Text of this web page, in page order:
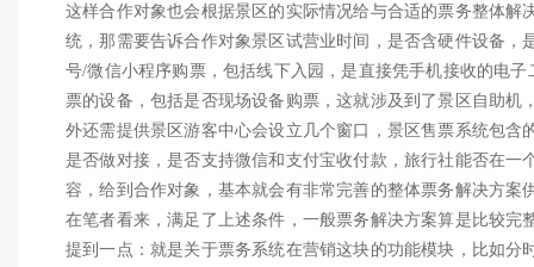
这样合作对象也会根据景区的实际情况给与合适的票务整体解
统，那需要告诉合作对象景区试营业时间，是否含硬件设备，
号/微信小程序购票，包括线下入园，是直接凭手机接收的电
票的设备，包括是否现场设备购票，这就涉及到了景区自助
外还需提供景区游客中心会设立几个窗口，景区售票系统包含
是否做对接，是否支持微信和支付宝收付款，旅行社能否在
容，给到合作对象，基本就会有非常完善的整体票务解决方案
在笔者看来，满足了上述条件，一般票务解决方案算是比较完
提到一点：就是关于票务系统在营销这块的功能模块，比如分